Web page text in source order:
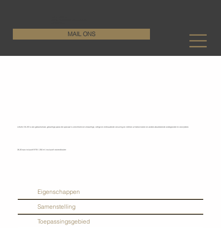
MAIL ONS
Lithofin OIL-EX is een gebruiksklare, gelachtige pasta die speciaal is ontwikkeld om olieachtige, vettige en oliehoudende vervuiling en vlekken uit betonvloeren en andere absorberende ondergronden te verwijderen.
26,30 euro inclusief BTW / 250 ml / exclusief verzendkosten
Eigenschappen
Samenstelling
Toepassingsgebied